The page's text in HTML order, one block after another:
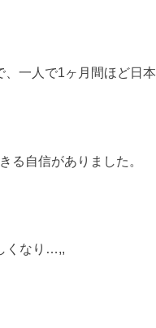
一人で1ヶ月間ほど日
る自信がありました。
くなり…,,